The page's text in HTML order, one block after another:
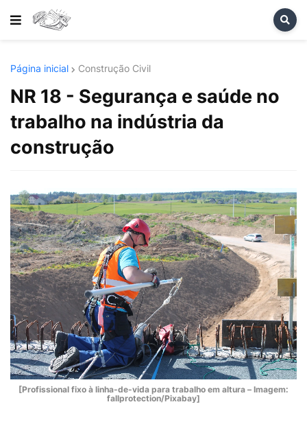
Página inicial Construção Civil
NR 18 - Segurança e saúde no
trabalho na indústria da
construção
[Profissional fixo à linha-de-vida para trabalho em altura – Imagem:
fallprotection/Pixabay]